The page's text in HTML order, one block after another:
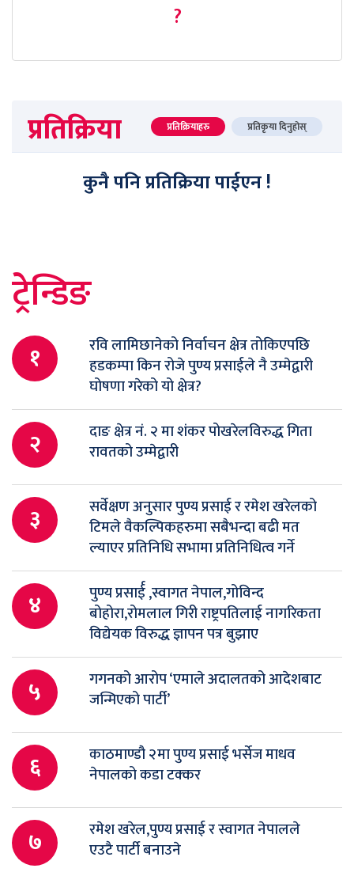
?
प्रतिक्रिया प्रतिक्रियाहरु प्रतिकृया दिनुहोस्
कुनै पनि प्रतिक्रिया पाईएन !
ट्रेन्डिङ
१
रवि लामिछानेको निर्वाचन क्षेत्र तोकिएपछि
हडकम्पा किन रोजे पुण्य प्रसाईले नै उम्मेद्वारी
घोषणा गरेको यो क्षेत्र?
२
दाङ क्षेत्र नं. २ मा शंकर पोखरेलविरुद्ध गिता
रावतको उम्मेद्वारी
३
सर्वेक्षण अनुसार पुण्य प्रसाई र रमेश खरेलको
टिमले वैकल्पिकहरुमा सबैभन्दा बढी मत
ल्याएर प्रतिनिधि सभामा प्रतिनिधित्व गर्ने
४
पुण्य प्रसार्ई ,स्वागत नेपाल,गोविन्द
बोहोरा,रोमलाल गिरी राष्ट्रपतिलाई नागरिकता
विद्येयक विरुद्ध ज्ञापन पत्र बुझाए
५
गगनको आरोप ‘एमाले अदालतको आदेशबाट
जन्मिएको पार्टी’
६
काठमाण्डौ २मा पुण्य प्रसाई भर्सेज माधव
नेपालको कडा टक्कर
७
रमेश खरेल,पुण्य प्रसाई र स्वागत नेपालले
एउटै पार्टी बनाउने